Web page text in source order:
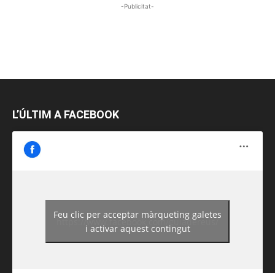
-Publicitat-
L’ÚLTIM A FACEBOOK
https://www.facebook.com/guiadereus/
Feu clic per acceptar màrqueting galetes
i activar aquest contingut